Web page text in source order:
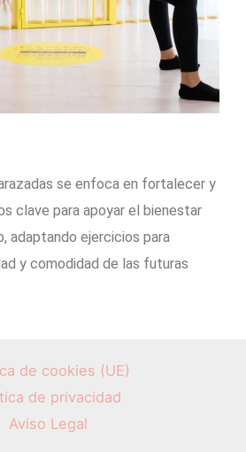
se enfoca en fortalecer y
clave para apoyar el bienestar
adaptando ejercicios para
y comodidad de las futuras
de cookies (UE)
de privacidad
Aviso Legal